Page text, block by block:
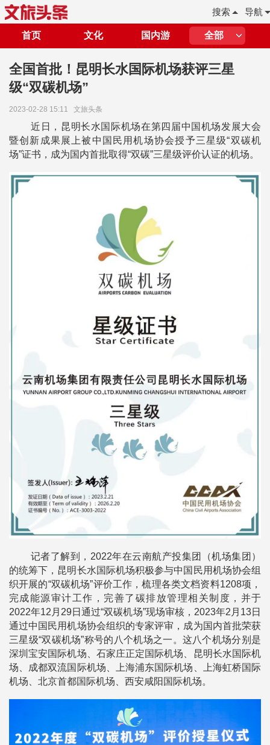
导航
搜索
首页 文化 国内游 全部
全国首批！昆明长水国际机场获评三星
级“双碳机场”
2023-02-28 15:11 文旅头条
近日，昆明长水国际机场在第四届中国机场发展大会
暨创新成果展上被中国民用机场协会授予三星级“双碳机
场”证书，成为国内首批取得“双碳”三星级评价认证的机场。
记者了解到，2022年在云南航产投集团（机场集团）
的统筹下，昆明长水国际机场积极参与中国民用机场协会组
织开展的“双碳机场”评价工作，梳理各类文档资料1208项，
完成能源审计工作，完善了碳排放管理相关制度，并于
2022年12月29日通过“双碳机场”现场审核，2023年2月13日
通过中国民用机场协会组织的专家评审，成为国内首批荣获
三星级“双碳机场”称号的八个机场之一。这八个机场分别是
深圳宝安国际机场、石家庄正定国际机场、昆明长水国际机
场、成都双流国际机场、上海浦东国际机场、上海虹桥国际
机场、北京首都国际机场、西安咸阳国际机场。